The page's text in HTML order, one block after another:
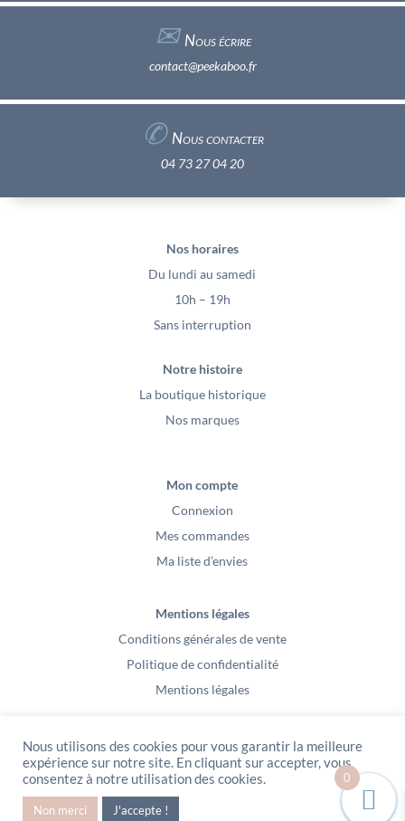
✉︎Nous écrire
contact@peekaboo.fr
✆ Nous contacter
04 73 27 04 20
Nos horaires
Du lundi au samedi
10h – 19h
Sans interruption
Notre histoire
La boutique historique
Nos marques
Mon compte
Connexion
Mes commandes
Ma liste d’envies
Mentions légales
Conditions générales de vente
Politique de confidentialité
Mentions légales
PeeKaBoo / Sarl Gablia au capital de 10 000 euros – Av Ernest Cristal 63
000 Clermont-Ferrand – Copyright2021 – Tous droits réservés – Vidéo
Nous utilisons des cookies pour vous garantir la meilleure
expérience sur notre site. En cliquant sur accepter, vous
consentez à notre utilisation des cookies.
Non merci J'accepte !
0